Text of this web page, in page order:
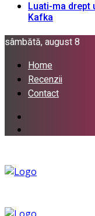
Luati-ma drept
Kafka
sâmbătă, august 8
Home
Recenzii
Contact